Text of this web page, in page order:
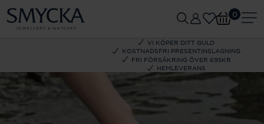
VI KÖPER DITT GULD
KOSTNADSFRI PRESENTINSLAGNING
FRI FÖRSÄKRING ÖVER 695KR
HEMLEVERANS
0